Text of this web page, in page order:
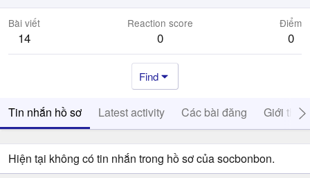
Bài viết
14
Reaction score
0
Điểm
0
Find
Tin nhắn hồ sơ Latest activity Các bài đăng Giới thiệu
Hiện tại không có tin nhắn trong hồ sơ của socbonbon.